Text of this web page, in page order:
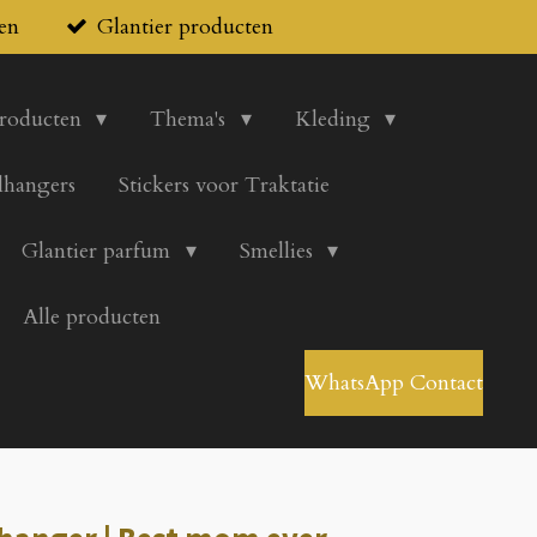
Glantier producten
Thema's Kleding
Stickers voor Traktatie
Glantier parfum Smellies
Alle producten
WhatsApp Contact